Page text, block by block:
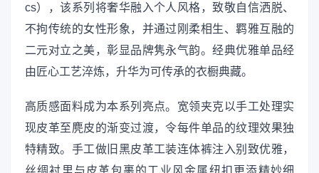
cs），该系列将奢华融入个人风格，致敬自信洒脱、
不拘传统的女性形象，并通过刚柔相生、羁雅互融的
二元对立之美，彰显品牌隽永气韵。经典优雅单品经
由匠心工艺淬炼，升华为可传承的衣橱典藏。
高质感面料成为本系列亮点。宽领夹克以手工处理实
现皮革至麂皮的渐变过渡，令每件单品的纹理效果独
特精致。手工做旧黑皮革工装连体裤注入别致优雅，
丝绸衬里与皮革包裹的工业风金属纽扣更添精妙细